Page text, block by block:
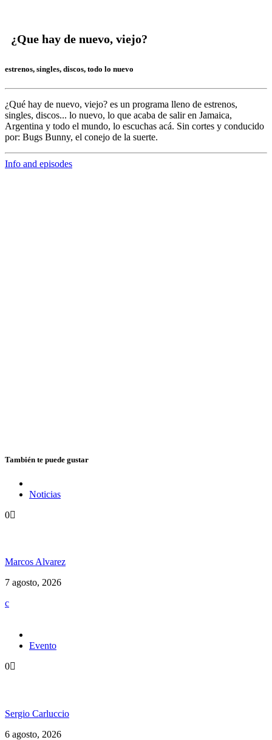
¿Que hay de nuevo, viejo?
estrenos, singles, discos, todo lo nuevo
¿Qué hay de nuevo, viejo? es un programa lleno de estrenos,
singles, discos... lo nuevo, lo que acaba de salir en Jamaica,
Argentina y todo el mundo, lo escuchas acá. Sin cortes y conducido
por: Bugs Bunny, el conejo de la suerte.
Info and episodes
También te puede gustar
Noticias
0
Marcos Alvarez
7 agosto, 2026
Evento
0
Sergio Carluccio
6 agosto, 2026